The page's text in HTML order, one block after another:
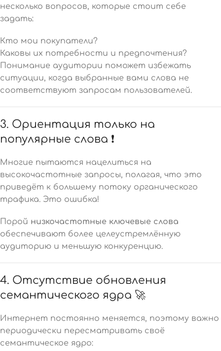
несколько вопросов, которые стоит себе
задать:
Кто мои покупатели?
Каковы их потребности и предпочтения?
Понимание аудитории поможет избежать
ситуации, когда выбранные вами слова не
соответствуют запросам пользователей.
3. Ориентация только на
популярные слова ❗
Многие пытаются нацелиться на
высокочастотные запросы, полагая, что это
приведёт к большему потоку органического
трафика. Это ошибка!
Порой низкочастотные ключевые слова
обеспечивают более целеустремлённую
аудиторию и меньшую конкуренцию.
4. Отсутствие обновления
семантического ядра 🚀
Интернет постоянно меняется, поэтому важно
периодически пересматривать своё
семантическое ядро: